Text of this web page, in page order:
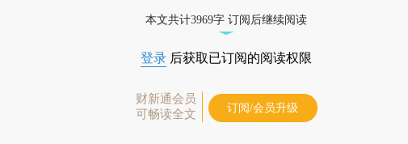
本文共计3969字 订阅后继续阅读
登录 后获取已订阅的阅读权限
财新通会员
可畅读全文
订阅/会员升级